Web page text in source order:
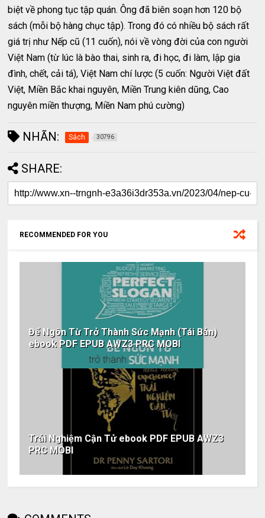
biệt về phong tục tập quán. Ông đã biên soạn hơn 120 bộ
sách (mỗi bộ hàng chục tập). Trong đó có nhiều bộ sách rất
giá trị như Nếp cũ (11 cuốn), nói về vòng đời của con người
Việt Nam (từ lúc là bào thai, sinh ra, đi học, đi làm, lập gia
đình, chết, cải tá), Việt Nam chí lược (5 cuốn: Người Việt đất
Việt, Miền Bắc khai nguyên, Miền Trung kiên dũng, Cao
nguyên miền thượng, Miền Nam phú cường)
NHÃN: Sách 30796
SHARE:
RECOMMENDED FOR YOU
Để Ngôn Từ Trở Thành Sức Mạnh (Tái Bản)
ebook PDF EPUB AWZ3 PRC MOBI
Trải Nghiệm Cận Tử ebook PDF EPUB AWZ3
PRC MOBI